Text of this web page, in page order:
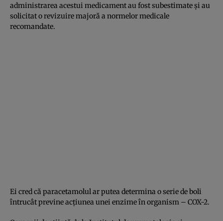
administrarea acestui medicament au fost subestimate şi au
solicitat o revizuire majoră a normelor medicale
recomandate.
Ei cred că paracetamolul ar putea determina o serie de boli
întrucât previne acţiunea unei enzime în organism – COX-2.